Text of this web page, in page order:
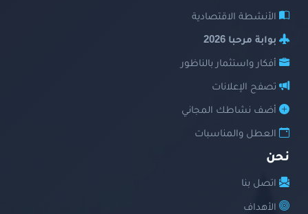
الأنشطة الاقتصادية
بوابة مرحبا 2026
أفكار واستثمار بالناظور
تصفح الإعلانات
أضف نشاطك المجاني
العطل والمناسبات
نحن
اتصل بنا
الأهداف